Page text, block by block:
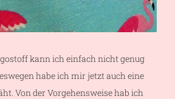
kann ich einfach nicht genug
habe ich mir jetzt auch eine
Von der Vorgehensweise hab ich